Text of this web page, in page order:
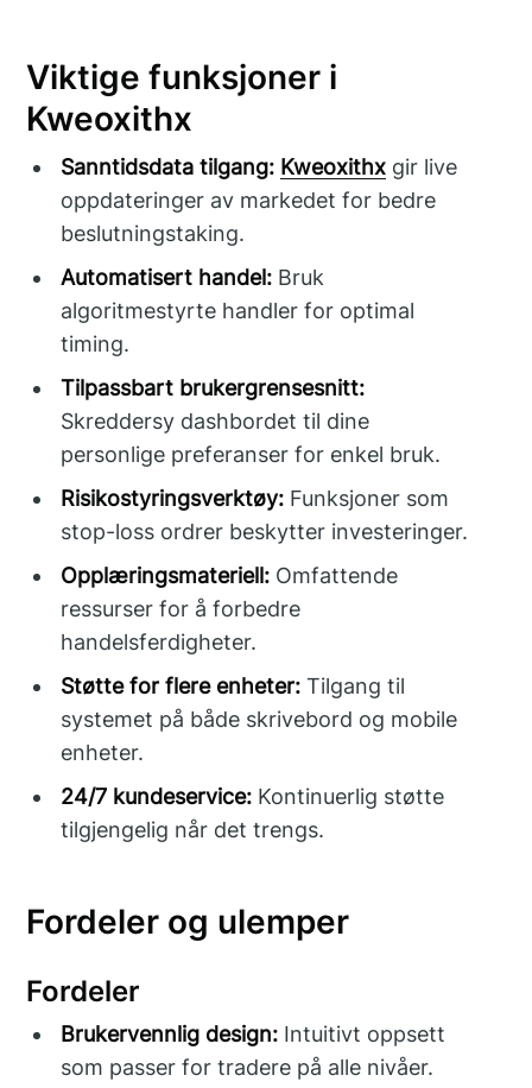
Viktige funksjoner i
Kweoxithx
Sanntidsdata tilgang: Kweoxithx gir live
oppdateringer av markedet for bedre
beslutningstaking.
Automatisert handel: Bruk
algoritmestyrte handler for optimal
timing.
Tilpassbart brukergrensesnitt:
Skreddersy dashbordet til dine
personlige preferanser for enkel bruk.
Risikostyringsverktøy: Funksjoner som
stop-loss ordrer beskytter investeringer.
Opplæringsmateriell: Omfattende
ressurser for å forbedre
handelsferdigheter.
Støtte for flere enheter: Tilgang til
systemet på både skrivebord og mobile
enheter.
24/7 kundeservice: Kontinuerlig støtte
tilgjengelig når det trengs.
Fordeler og ulemper
Fordeler
Brukervennlig design: Intuitivt oppsett
som passer for tradere på alle nivåer.